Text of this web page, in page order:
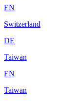
EN
Switzerland
DE
Taiwan
EN
Taiwan